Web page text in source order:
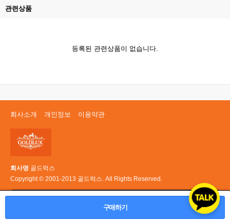
구매하기
관련상품
등록된 관련상품이 없습니다.
회사소개 개인정보 이용약관
회사명 골드럭스
Copyright © 2001-2013 골드럭스. All Rights Reserved.
PC 버전